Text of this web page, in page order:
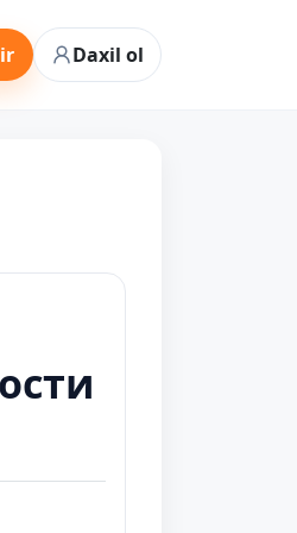
Daxil ol